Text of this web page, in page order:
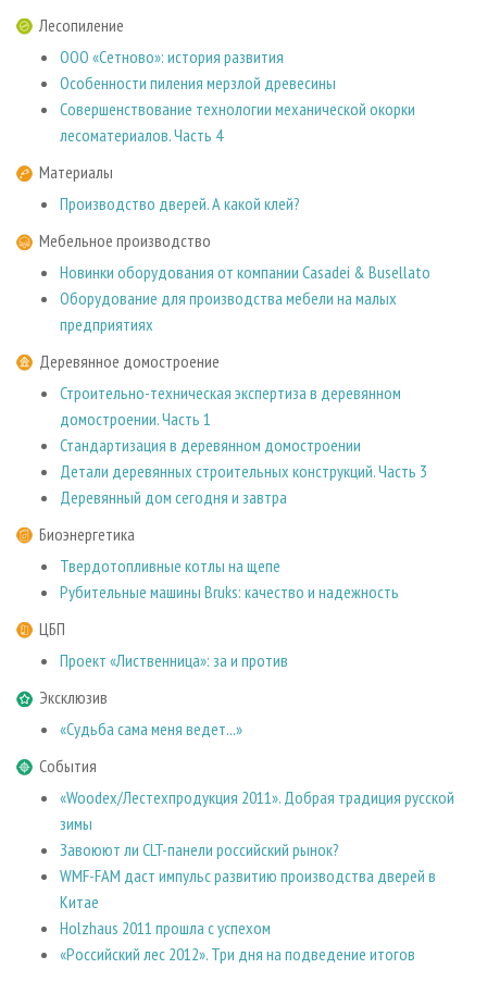
Лесопиление
ООО «Сетново»: история развития
Особенности пиления мерзлой древесины
Совершенствование технологии механической окорки
лесоматериалов. Часть 4
Материалы
Производство дверей. А какой клей?
Мебельное производство
Новинки оборудования от компании Casadei & Busellato
Оборудование для производства мебели на малых
предприятиях
Деревянное домостроение
Строительно-техническая экспертиза в деревянном
домостроении. Часть 1
Стандартизация в деревянном домостроении
Детали деревянных строительных конструкций. Часть 3
Деревянный дом сегодня и завтра
Биоэнергетика
Твердотопливные котлы на щепе
Рубительные машины Bruks: качество и надежность
ЦБП
Проект «Лиственница»: за и против
Эксклюзив
«Судьба сама меня ведет...»
События
«Woodex/Лестехпродукция 2011». Добрая традиция русской
зимы
Завоюют ли CLT-панели российский рынок?
WMF-FAM даст импульс развитию производства дверей в
Китае
Holzhaus 2011 прошла с успехом
«Российский лес 2012». Три дня на подведение итогов